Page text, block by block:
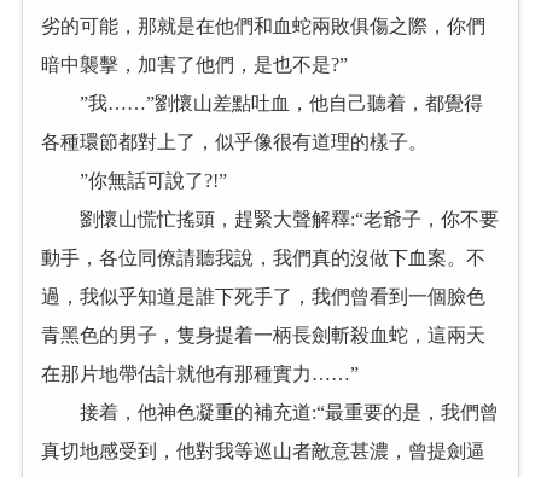
劣的可能，那就是在他們和血蛇兩敗俱傷之際，你們
暗中襲擊，加害了他們，是也不是?”
”我……”劉懷山差點吐血，他自己聽着，都覺得
各種環節都對上了，似乎像很有道理的樣子。
”你無話可說了?!”
劉懷山慌忙搖頭，趕緊大聲解釋:“老爺子，你不要
動手，各位同僚請聽我說，我們真的沒做下血案。不
過，我似乎知道是誰下死手了，我們曾看到一個臉色
青黑色的男子，隻身提着一柄長劍斬殺血蛇，這兩天
在那片地帶估計就他有那種實力……”
接着，他神色凝重的補充道:“最重要的是，我們曾
真切地感受到，他對我等巡山者敵意甚濃，曾提劍逼